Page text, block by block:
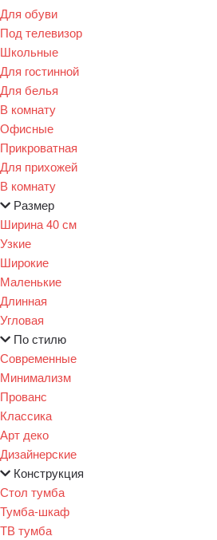
Для обуви
Под телевизор
Школьные
Для гостинной
Для белья
В комнату
Офисные
Прикроватная
Для прихожей
В комнату
Размер
Ширина 40 см
Узкие
Широкие
Маленькие
Длинная
Угловая
По стилю
Современные
Минимализм
Прованс
Классика
Арт деко
Дизайнерские
Конструкция
Стол тумба
Тумба-шкаф
ТВ тумба